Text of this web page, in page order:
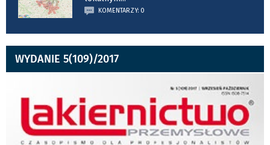
KOMENTARZY: 0
WYDANIE 5(109)/2017